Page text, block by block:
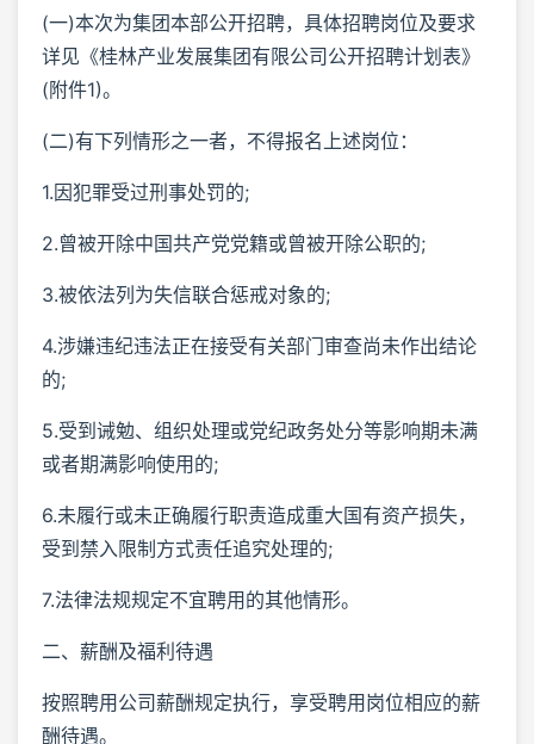
(一)本次为集团本部公开招聘，具体招聘岗位及要求
详见《桂林产业发展集团有限公司公开招聘计划表》
(附件1)。
(二)有下列情形之一者，不得报名上述岗位：
1.因犯罪受过刑事处罚的;
2.曾被开除中国共产党党籍或曾被开除公职的;
3.被依法列为失信联合惩戒对象的;
4.涉嫌违纪违法正在接受有关部门审查尚未作出结论
的;
5.受到诫勉、组织处理或党纪政务处分等影响期未满
或者期满影响使用的;
6.未履行或未正确履行职责造成重大国有资产损失，
受到禁入限制方式责任追究处理的;
7.法律法规规定不宜聘用的其他情形。
二、薪酬及福利待遇
按照聘用公司薪酬规定执行，享受聘用岗位相应的薪
酬待遇。